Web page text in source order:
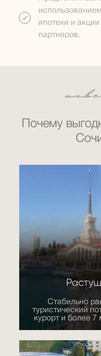
ипотеки и
партнеров.
Почему
Стабильно
туристический
курорт и более 7